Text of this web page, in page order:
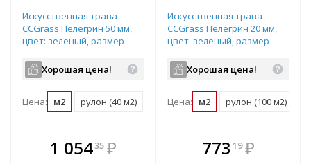
Искусственная трава
CCGrass Пелегрин 50 мм,
цвет: зеленый, размер
резка)Хорошая цена!
Цена: м2 рулон (40 м2)
1 05435 ₽
В комплекте
всегда выгоднее!
Искусственная трава
CCGrass Пелегрин 20 мм,
цвет: зеленый, размер
резка)Хорошая цена!
Цена: м2 рулон (100 м2)
В комплекте
всегда выгоднее!
773 19 ₽